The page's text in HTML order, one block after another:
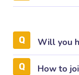
Will you
How to